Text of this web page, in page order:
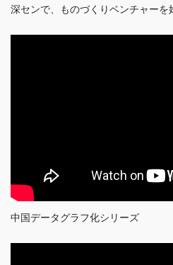
深センで、ものづくりベンチャーを
中国データグラフ化シリーズ